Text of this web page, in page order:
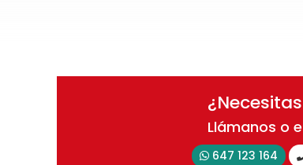
Llámanos o
647 123 164